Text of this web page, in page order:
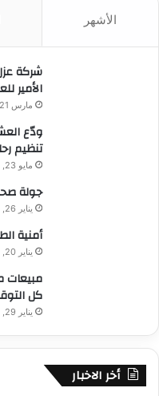
الأشهر
شركة
الأمير
مارس 21, 2025
ودّع
تنظيم
مايو 23, 2025
جولة
يناير 26, 2025
أمنية
يناير 20, 2025
مبيعات
كل
يناير 29, 2025
أخر الاخبار